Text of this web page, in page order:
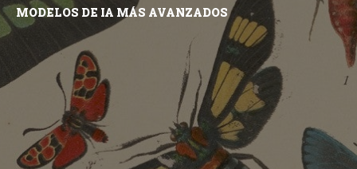
MODELOS DE IA MÁS AVANZADOS